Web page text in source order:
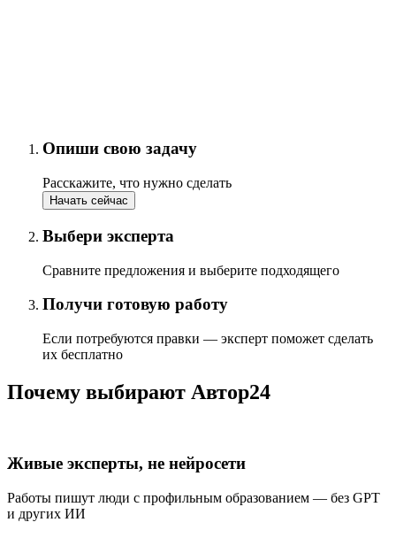
Опиши свою задачу
Расскажите, что нужно сделать
Начать сейчас
Выбери эксперта
Сравните предложения и выберите подходящего
Получи готовую работу
Если потребуются правки — эксперт поможет сделать
их бесплатно
Почему выбирают Автор24
Живые эксперты, не нейросети
Работы пишут люди с профильным образованием — без GPT
и других ИИ